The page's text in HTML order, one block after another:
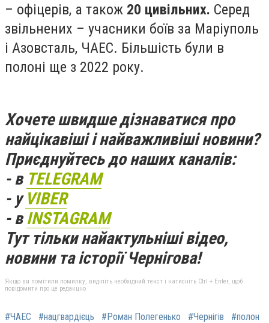
– офіцерів, а також 20 цивільних. Серед
звільнених – учасники боїв за Маріуполь
і Азовсталь, ЧАЕС. Більшість були в
полоні ще з 2022 року.
Хочете швидше дізнаватися про
найцікавіші і найважливіші новини?
Приєднуйтесь до наших каналів:
- в TELEGRAM
- у VIBER
- вINSTAGRAM
Тут тільки найактульніші відео,
новини та історії Чернігова!
Якщо ви помітили помилку, виділіть необхідний текст і натисніть Ctrl + Enter, щоб
повідомити про це редакцію
#ЧАЕС #нацгвардієць #Роман Полегенько #Чернігів #полон